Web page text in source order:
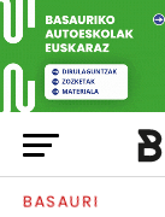
BASAURI